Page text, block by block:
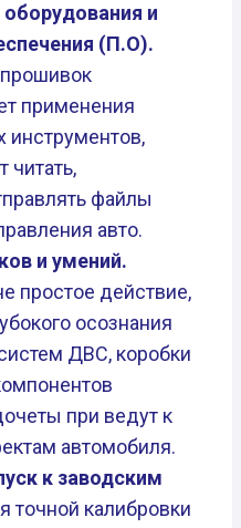
и
(П.О).
применения
инструментов,
читать,
файлы
авто.
и умений.
простое действие,
осознания
ДВС, коробки
при ведут к
автомобиля.
к заводским
точной калибровки